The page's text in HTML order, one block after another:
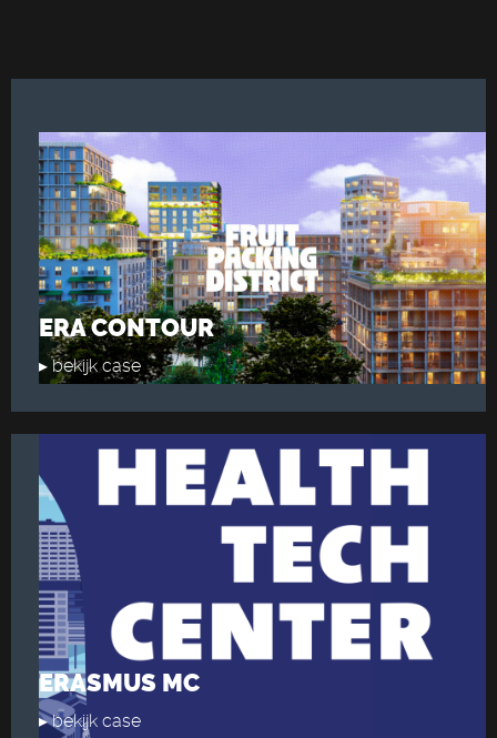
ERA CONTOUR
▸ bekijk case
ERASMUS MC
▸ bekijk case